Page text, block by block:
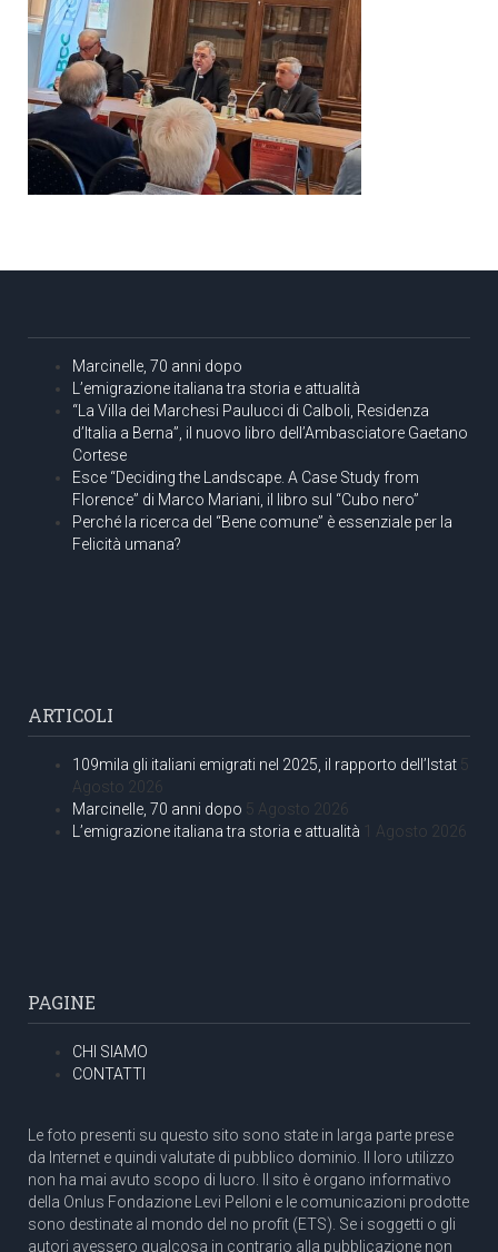
Marcinelle, 70 anni dopo
L’emigrazione italiana tra storia e attualità
“La Villa dei Marchesi Paulucci di Calboli, Residenza
d’Italia a Berna”, il nuovo libro dell’Ambasciatore Gaetano
Cortese
Esce “Deciding the Landscape. A Case Study from
Florence” di Marco Mariani, il libro sul “Cubo nero”
Perché la ricerca del “Bene comune” è essenziale per la
Felicità umana?
ARTICOLI
109mila gli italiani emigrati nel 2025, il rapporto dell’Istat 5
Agosto 2026
Marcinelle, 70 anni dopo 5 Agosto 2026
L’emigrazione italiana tra storia e attualità 1 Agosto 2026
PAGINE
CHI SIAMO
CONTATTI
Le foto presenti su questo sito sono state in larga parte prese
da Internet e quindi valutate di pubblico dominio. Il loro utilizzo
non ha mai avuto scopo di lucro. Il sito è organo informativo
della Onlus Fondazione Levi Pelloni e le comunicazioni prodotte
sono destinate al mondo del no profit (ETS). Se i soggetti o gli
autori avessero qualcosa in contrario alla pubblicazione non